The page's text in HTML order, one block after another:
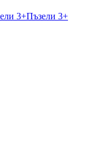
Пъзели 3+